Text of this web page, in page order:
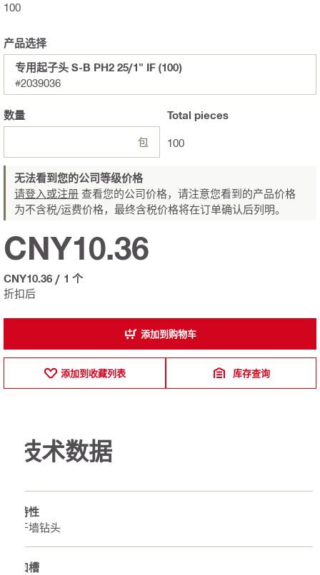
100
产品选择
专用起子头 S-B PH2 25/1" IF (100)
#2039036
数量
包
Total pieces
100
无法看到您的公司等级价格
请登入或注册 查看您的公司价格，请注意您看到的产品价格
为不含税/运费价格，最终含税价格将在订单确认后列明。
折扣后
CNY10.36
CNY10.36 / 1 个
添加到购物车
添加到收藏列表 库存查询
技术数据
特性
干墙钻头
凹槽